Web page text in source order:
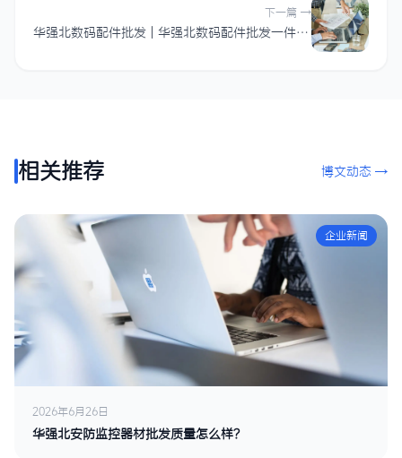
下一篇 →
华强北数码配件批发 | 华强北数码配件批发一件代发怎么对接？
相关推荐 博文动态 →
企业新闻
2026年6月26日
华强北安防监控器材批发质量怎么样？